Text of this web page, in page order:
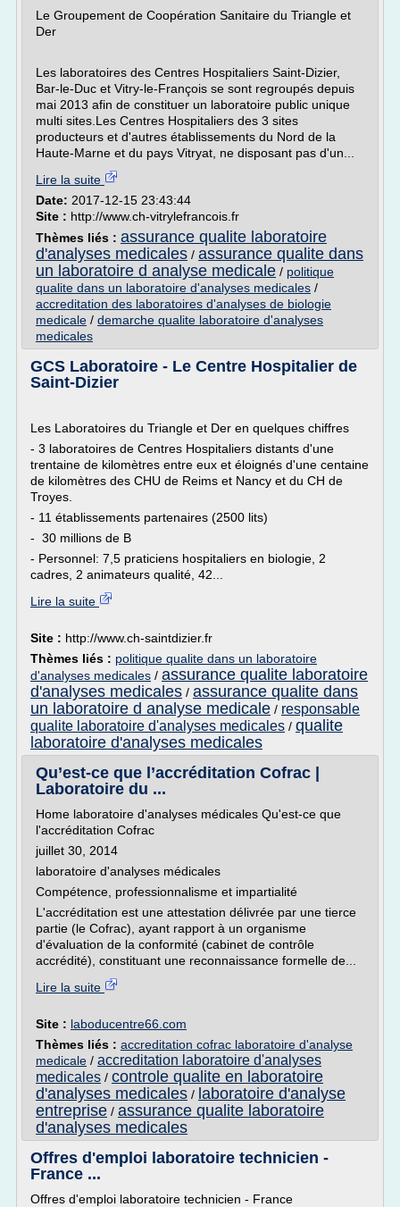
Le Groupement de Coopération Sanitaire du Triangle et
Der
Les laboratoires des Centres Hospitaliers Saint-Dizier,
Bar-le-Duc et Vitry-le-François se sont regroupés depuis
mai 2013 afin de constituer un laboratoire public unique
multi sites.Les Centres Hospitaliers des 3 sites
producteurs et d'autres établissements du Nord de la
Haute-Marne et du pays Vitryat, ne disposant pas d'un...
Lire la suite
Date: 2017-12-15 23:43:44
Site : http://www.ch-vitrylefrancois.fr
Thèmes liés : assurance qualite laboratoire
d'analyses medicales / assurance qualite dans
un laboratoire d analyse medicale / politique
qualite dans un laboratoire d'analyses medicales /
accreditation des laboratoires d'analyses de biologie
medicale / demarche qualite laboratoire d'analyses
medicales
GCS Laboratoire - Le Centre Hospitalier de
Saint-Dizier
Les Laboratoires du Triangle et Der en quelques chiffres
- 3 laboratoires de Centres Hospitaliers distants d'une
trentaine de kilomètres entre eux et éloignés d'une centaine
de kilomètres des CHU de Reims et Nancy et du CH de
Troyes.
- 11 établissements partenaires (2500 lits)
- 30 millions de B
- Personnel: 7,5 praticiens hospitaliers en biologie, 2
cadres, 2 animateurs qualité, 42...
Lire la suite
Site : http://www.ch-saintdizier.fr
Thèmes liés : politique qualite dans un laboratoire
d'analyses medicales / assurance qualite laboratoire
d'analyses medicales / assurance qualite dans
un laboratoire d analyse medicale / responsable
qualite laboratoire d'analyses medicales / qualite
laboratoire d'analyses medicales
Qu’est-ce que l’accréditation Cofrac |
Laboratoire du ...
Home laboratoire d'analyses médicales Qu'est-ce que
l'accréditation Cofrac
juillet 30, 2014
laboratoire d'analyses médicales
Compétence, professionnalisme et impartialité
L'accréditation est une attestation délivrée par une tierce
partie (le Cofrac), ayant rapport à un organisme
d'évaluation de la conformité (cabinet de contrôle
accrédité), constituant une reconnaissance formelle de...
Lire la suite
Site : laboducentre66.com
Thèmes liés : accreditation cofrac laboratoire d'analyse
medicale / accreditation laboratoire d'analyses
medicales / controle qualite en laboratoire
d'analyses medicales / laboratoire d'analyse
entreprise / assurance qualite laboratoire
d'analyses medicales
Offres d'emploi laboratoire technicien -
France ...
Offres d'emploi laboratoire technicien - France